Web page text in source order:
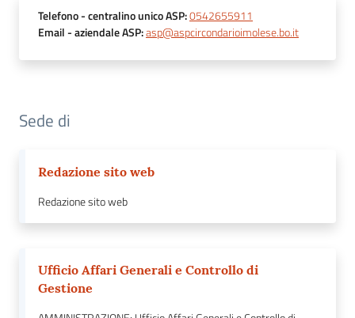
Telefono- centralino unico ASP:0542655911
Email- aziendale ASP:asp@aspcircondarioimolese.bo.it
Sede di
Redazione sito web
Redazione sito web
Ufficio Affari Generali e Controllo di
Gestione